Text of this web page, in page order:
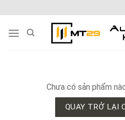
to
content
Chưa có sản phẩm
QUAY TRỞ LẠI